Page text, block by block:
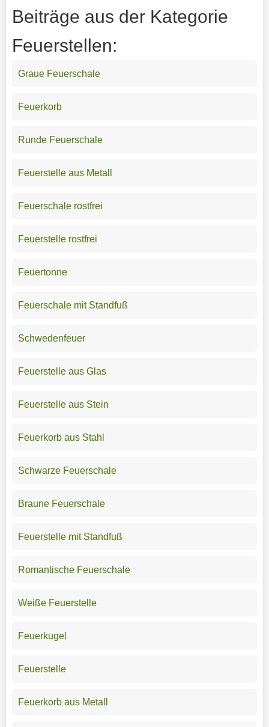
Beiträge aus der Kategorie
Feuerstellen:
Graue Feuerschale
Feuerkorb
Runde Feuerschale
Feuerstelle aus Metall
Feuerschale rostfrei
Feuerstelle rostfrei
Feuertonne
Feuerschale mit Standfuß
Schwedenfeuer
Feuerstelle aus Glas
Feuerstelle aus Stein
Feuerkorb aus Stahl
Schwarze Feuerschale
Braune Feuerschale
Feuerstelle mit Standfuß
Romantische Feuerschale
Weiße Feuerstelle
Feuerkugel
Feuerstelle
Feuerkorb aus Metall